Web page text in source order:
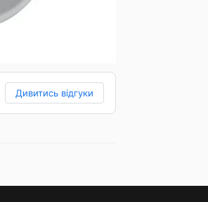
Дивитись відгуки